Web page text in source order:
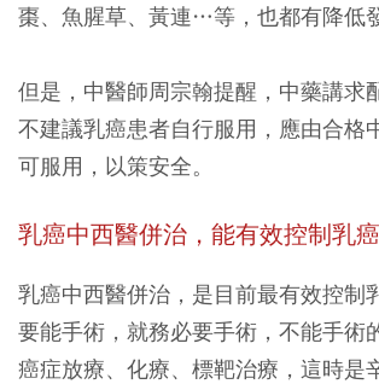
棗、魚腥草、黃連…等，也都有降低
但是，中醫師周宗翰提醒，中藥講求
不建議乳癌患者自行服用，應由合格
可服用，以策安全。
乳癌中西醫併治，能有效控制乳癌
乳癌中西醫併治，是目前最有效控制
要能手術，就務必要手術，不能手術
癌症放療、化療、標靶治療，這時是